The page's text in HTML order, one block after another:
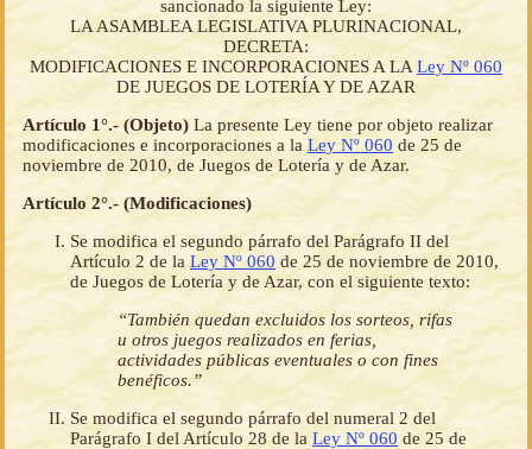
sancionado la siguiente Ley:
LA ASAMBLEA LEGISLATIVA PLURINACIONAL,
DECRETA:
MODIFICACIONES E INCORPORACIONES A LA Ley Nº 060
DE JUEGOS DE LOTERÍA Y DE AZAR
Artículo 1°.- (Objeto) La presente Ley tiene por objeto realizar
modificaciones e incorporaciones a la Ley Nº 060 de 25 de
noviembre de 2010, de Juegos de Lotería y de Azar.
Artículo 2°.- (Modificaciones)
Se modifica el segundo párrafo del Parágrafo II del
Artículo 2 de la Ley Nº 060 de 25 de noviembre de 2010,
de Juegos de Lotería y de Azar, con el siguiente texto:
“También quedan excluidos los sorteos, rifas
u otros juegos realizados en ferias,
actividades públicas eventuales o con fines
benéficos.”
Se modifica el segundo párrafo del numeral 2 del
Parágrafo I del Artículo 28 de la Ley Nº 060 de 25 de